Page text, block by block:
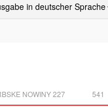
in deutscher Sprache
541
NOWINY 227